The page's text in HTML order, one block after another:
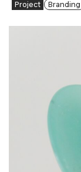
Project Branding